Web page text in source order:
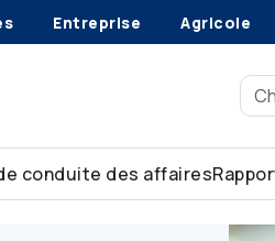
Entreprise Agricole
conduite des affaires